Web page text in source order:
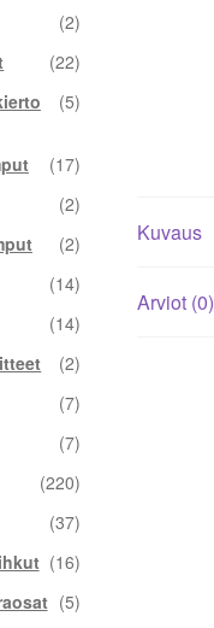
Kuvaus
Arviot (0)
(2)
(22)
(5)
(17)
(2)
(2)
(14)
(14)
(2)
(7)
(7)
(220)
(37)
(16)
(5)